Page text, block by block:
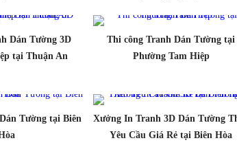
Dán Tường 3D
tại Thuận An
Thi công Tranh Dán Tường tại
Phường Tam Hiệp
Tường tại Biên
Xưởng In Tranh 3D Dán Tường
Yêu Cầu Giá Rẻ tại Biên Hòa